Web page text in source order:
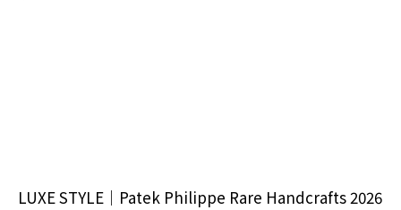
LUXE STYLE｜Patek Philippe Rare Handcrafts 2026